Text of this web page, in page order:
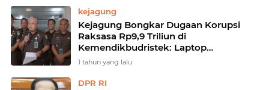
kejagung
Kejagung Bongkar Dugaan Korupsi
Raksasa Rp9,9 Triliun di
Kemendikbudristek: Laptop
Chromebook Jadi Sumber Masalah
1 tahun yang lalu
DPR RI